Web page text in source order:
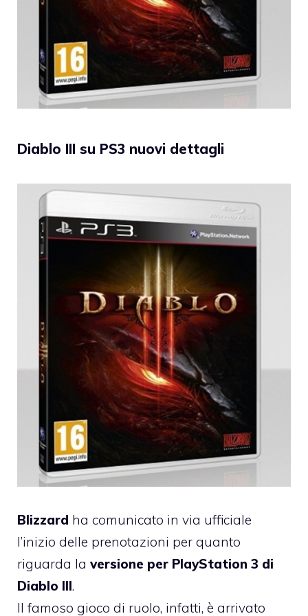
Diablo III su PS3 nuovi dettagli
Blizzard ha comunicato in via ufficiale
l’inizio delle prenotazioni per quanto
riguarda la versione per PlayStation 3 di
Diablo III.
Il famoso gioco di ruolo, infatti, è arrivato